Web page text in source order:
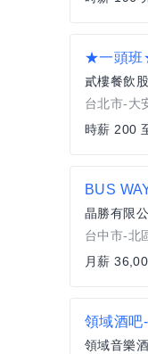
貳樓餐飲
台北市-大
時薪 200
BUS
晶勝有限
台中市-北
月薪
領域酒吧
領域音樂